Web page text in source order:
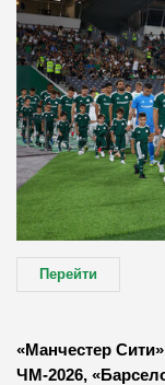
Перейти
«Манчестер
ЧМ-2026,